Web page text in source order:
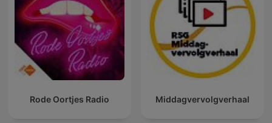
Rode Oortjes Radio Middagvervolgverhaal